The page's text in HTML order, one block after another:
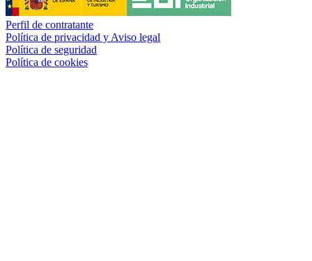
Perfil de contratante
Política de privacidad y Aviso legal
Política de seguridad
Política de cookies